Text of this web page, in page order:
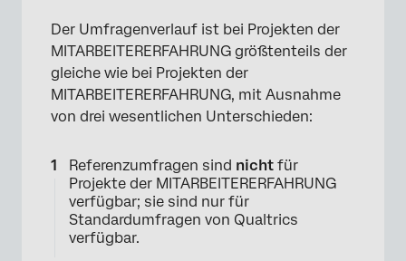
Der Umfragenverlauf ist bei Projekten der
MITARBEITERERFAHRUNG größtenteils der
gleiche wie bei Projekten der
MITARBEITERERFAHRUNG, mit Ausnahme
von drei wesentlichen Unterschieden:
Referenzumfragen sind nicht für
Projekte der MITARBEITERERFAHRUNG
verfügbar; sie sind nur für
Standardumfragen von Qualtrics
verfügbar.